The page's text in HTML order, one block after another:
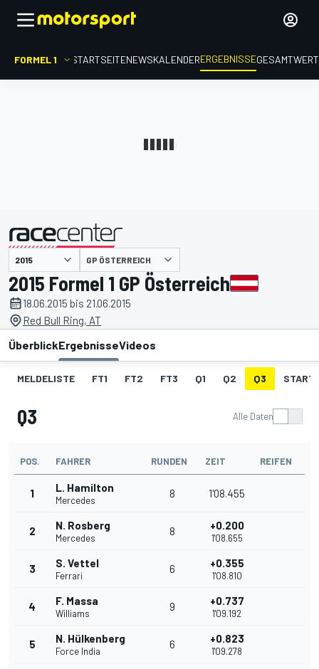
FORMEL 1 STARTSEITENEWSKALENDERERGEBNISSE
GP ÖSTERREICH
2015 Formel 1 GP Österreich
18.06.2015 bis 21.06.2015
Red Bull Ring, AT
ÜberblickErgebnisseVideos
MELDELISTE FT1 FT2 FT3 Q1 Q2 Q3
Q3 Alle Daten
POS. FAHRER RUNDEN ZEIT REIFEN
1 L. Hamilton
Mercedes
8 1'08.455
2 N. Rosberg
Mercedes
8 +0.200
1'08.655
3 S. Vettel
Ferrari
6 +0.355
1'08.810
4 F. Massa
Williams
9 +0.737
1'09.192
5 N. Hülkenberg
Force India
6 +0.823
1'09.278